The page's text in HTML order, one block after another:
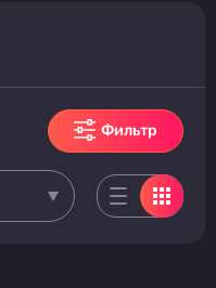
Фильтр